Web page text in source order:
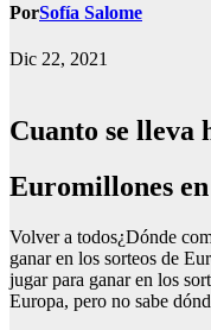
PorSofía Salome
Dic 22, 2021
Cuanto se lleva
Euromillones en
Volver a todos¿Dónde
ganar en los sorteos de
jugar para ganar en los
Europa, pero no sabe